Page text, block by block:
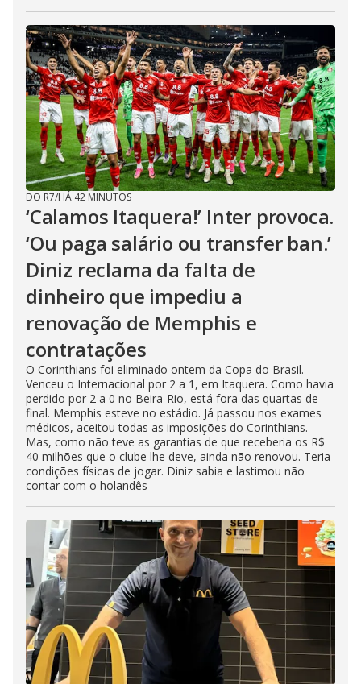
DO R7/HÁ 42 MINUTOS
‘Calamos Itaquera!’ Inter provoca.
‘Ou paga salário ou transfer ban.’
Diniz reclama da falta de
dinheiro que impediu a
renovação de Memphis e
contratações
O Corinthians foi eliminado ontem da Copa do Brasil.
Venceu o Internacional por 2 a 1, em Itaquera. Como havia
perdido por 2 a 0 no Beira-Rio, está fora das quartas de
final. Memphis esteve no estádio. Já passou nos exames
médicos, aceitou todas as imposições do Corinthians.
Mas, como não teve as garantias de que receberia os R$
40 milhões que o clube lhe deve, ainda não renovou. Teria
condições físicas de jogar. Diniz sabia e lastimou não
contar com o holandês